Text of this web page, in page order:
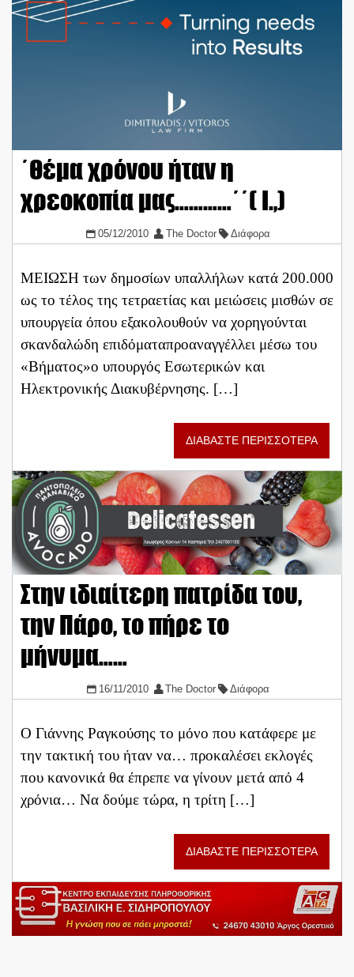
΄Θέμα χρόνου ήταν η
χρεοκοπία μας…………΄΄( Ι.,)
05/12/2010 The Doctor Διάφορα
ΜΕΙΩΣΗ των δημοσίων υπαλλήλων κατά 200.000
ως το τέλος της τετραετίας και μειώσεις μισθών σε
υπουργεία όπου εξακολουθούν να χορηγούνται
σκανδαλώδη επιδόματαπροαναγγέλλει μέσω του
«Βήματος»ο υπουργός Εσωτερικών και
Ηλεκτρονικής Διακυβέρνησης. […]
ΔΙΑΒΑΣΤΕ ΠΕΡΙΣΣΟΤΕΡΑ
Στην ιδιαίτερη πατρίδα του,
την Πάρο, το πήρε το
μήνυμα……
16/11/2010 The Doctor Διάφορα
Ο Γιάννης Ραγκούσης το μόνο που κατάφερε με
την τακτική του ήταν να… προκαλέσει εκλογές
που κανονικά θα έπρεπε να γίνουν μετά από 4
χρόνια… Να δούμε τώρα, η τρίτη […]
ΔΙΑΒΑΣΤΕ ΠΕΡΙΣΣΟΤΕΡΑ